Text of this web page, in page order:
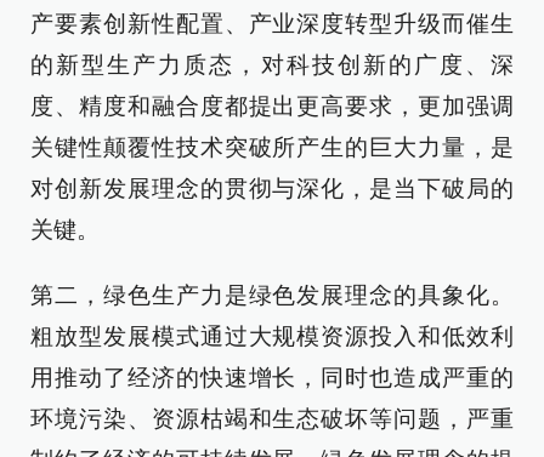
产要素创新性配置、产业深度转型升级而催生
的新型生产力质态，对科技创新的广度、深
度、精度和融合度都提出更高要求，更加强调
关键性颠覆性技术突破所产生的巨大力量，是
对创新发展理念的贯彻与深化，是当下破局的
关键。
第二，绿色生产力是绿色发展理念的具象化。
粗放型发展模式通过大规模资源投入和低效利
用推动了经济的快速增长，同时也造成严重的
环境污染、资源枯竭和生态破坏等问题，严重